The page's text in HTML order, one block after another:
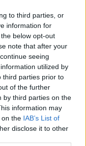
to third parties, or
information for
below opt-out
note that after your
seeing
utilized by
third parties prior to
of the further
by third parties on the
information may
on the IAB’s List of
disclose it to other
reale?
di
news